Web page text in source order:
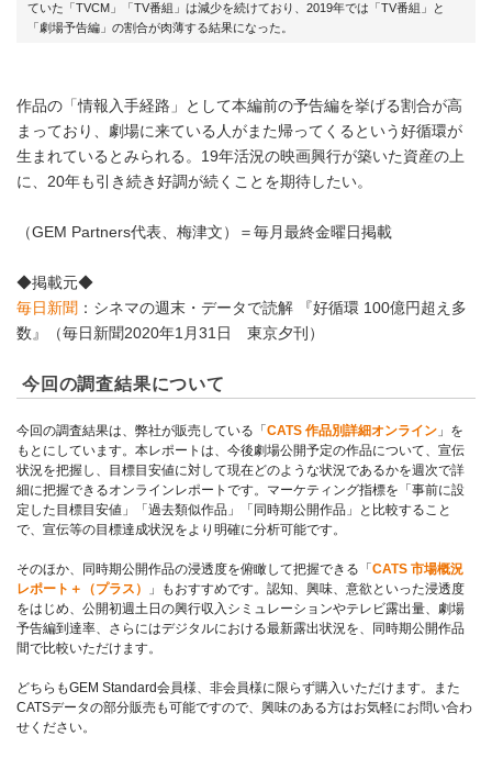
ていた「TVCM」「TV番組」は減少を続けており、2019年では「TV番組」と
「劇場予告編」の割合が肉薄する結果になった。
作品の「情報入手経路」として本編前の予告編を挙げる割合が高
まっており、劇場に来ている人がまた帰ってくるという好循環が
生まれているとみられる。19年活況の映画興行が築いた資産の上
に、20年も引き続き好調が続くことを期待したい。
（GEM Partners代表、梅津文）＝毎月最終金曜日掲載
◆掲載元◆
毎日新聞 ：シネマの週末・データで読解 『好循環 100億円超え多
数』（毎日新聞2020年1月31日 東京夕刊）
今回の調査結果について
今回の調査結果は、弊社が販売している「 CATS 作品別詳細オンライン 」を
もとにしています。本レポートは、今後劇場公開予定の作品について、宣伝
状況を把握し、目標目安値に対して現在どのような状況であるかを週次で詳
細に把握できるオンラインレポートです。マーケティング指標を「事前に設
定した目標目安値」「過去類似作品」「同時期公開作品」と比較すること
で、宣伝等の目標達成状況をより明確に分析可能です。
そのほか、同時期公開作品の浸透度を俯瞰して把握できる「 CATS 市場概況
レポート＋（プラス）
」もおすすめです。認知、興味、意欲といった浸透度
をはじめ、公開初週土日の興行収入シミュレーションやテレビ露出量、劇場
予告編到達率、さらにはデジタルにおける最新露出状況を、同時期公開作品
間で比較いただけます。
どちらもGEM Standard会員様、非会員様に限らず購入いただけます。また
CATSデータの部分販売も可能ですので、興味のある方はお気軽にお問い合わ
せください。